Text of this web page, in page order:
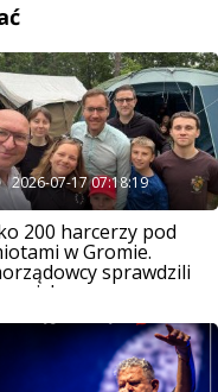
2026-07-17 07:18:19
200 harcerzy pod
w Gromie.
sprawdzili